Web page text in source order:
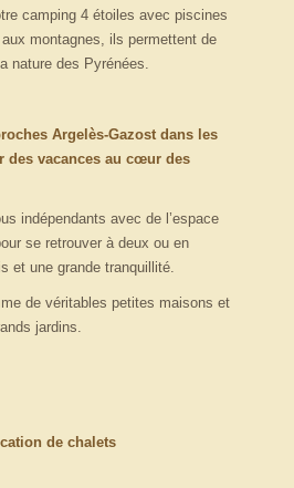
camping 4 étoiles avec piscines
montagnes, ils permettent de
nature des Pyrénées.
Argelès-Gazost dans les
des vacances au cœur des
indépendants avec de l’espace
se retrouver à deux ou en
et une grande tranquillité.
de véritables petites maisons et
jardins.
de chalets